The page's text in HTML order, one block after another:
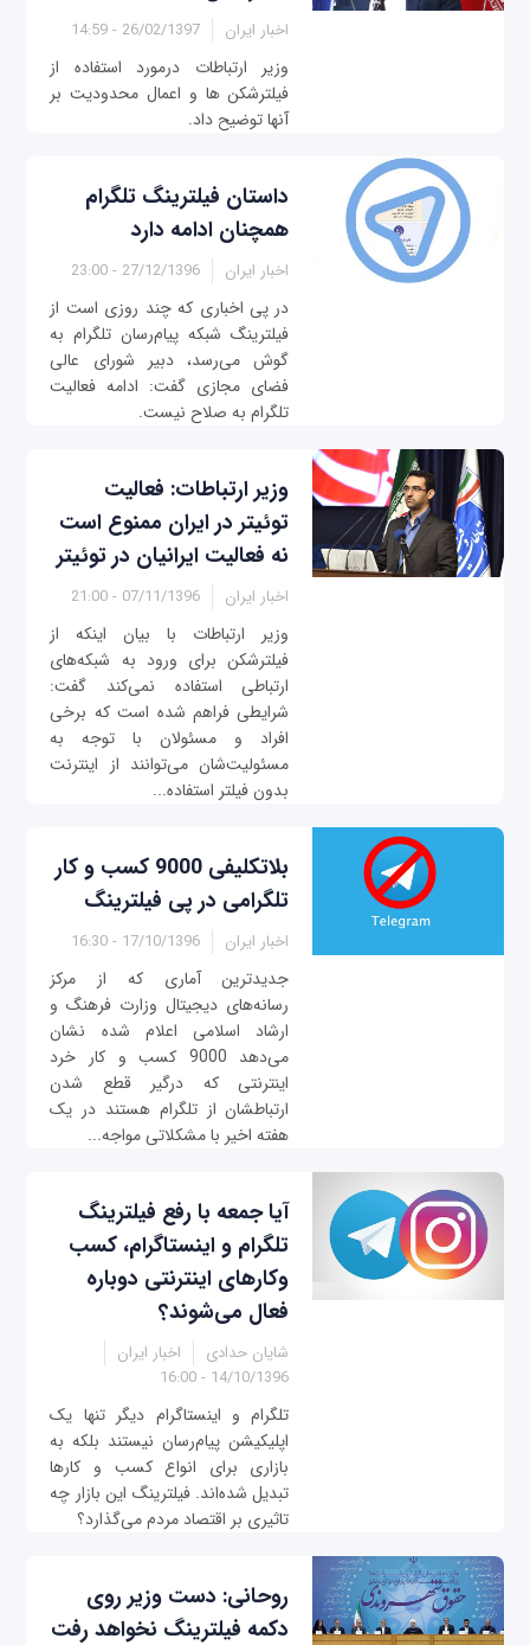
اخبار ایران 26/02/1397 - 14:59
وزیر ارتباطات درمورد استفاده از
فیلترشکن ها و اعمال محدودیت بر
آنها توضیح داد.
داستان فیلترینگ تلگرام
همچنان ادامه دارد
اخبار ایران 27/12/1396 - 23:00
در پی اخباری که چند روزی است از
فیلترینگ شبکه پیام‌رسان تلگرام به
گوش می‌رسد، دبیر شورای عالی
فضای مجازی گفت: ادامه فعالیت
تلگرام به صلاح نیست.
وزیر ارتباطات: فعالیت
توئیتر در ایران ممنوع است
نه فعالیت ایرانیان در توئیتر
اخبار ایران 07/11/1396 - 21:00
وزیر ارتباطات با بیان اینکه از
فیلترشکن برای ورود به شبکه‌های
ارتباطی استفاده نمی‌کند گفت:
شرایطی فراهم شده است که برخی
افراد و مسئولان با توجه به
مسئولیت‌شان می‌توانند از اینترنت
بدون فیلتر استفاده...
بلاتکلیفی 9000 کسب و کار
تلگرامی در پی فیلترینگ
اخبار ایران 17/10/1396 - 16:30
جدیدترین آماری که از مرکز
رسانه‌های دیجیتال وزارت فرهنگ و
ارشاد اسلامی اعلام شده نشان
می‌دهد 9000 کسب و کار خرد
اینترنتی که درگیر قطع شدن
ارتباطشان از تلگرام هستند در یک
هفته اخیر با مشکلاتی مواجه...
آیا جمعه با رفع فیلترینگ
تلگرام و اینستاگرام، کسب
وکارهای اینترنتی دوباره
فعال می‌شوند؟
شایان حدادی
اخبار ایران
14/10/1396 - 16:00
تلگرام و اینستاگرام دیگر تنها یک
اپلیکیشن پیام‌رسان نیستند بلکه به
بازاری برای انواع کسب و کارها
تبدیل شده‌اند. فیلترینگ این بازار چه
تاثیری بر اقتصاد مردم می‌گذارد؟
روحانی: دست وزیر روی
دکمه فیلترینگ نخواهد رفت